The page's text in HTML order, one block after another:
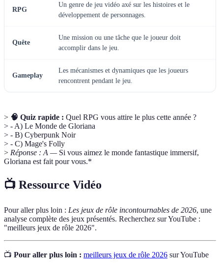
RPG
Un genre de jeu vidéo axé sur les histoires et le
développement de personnages.
Quête
Une mission ou une tâche que le joueur doit
accomplir dans le jeu.
Gameplay
Les mécanismes et dynamiques que les joueurs
rencontrent pendant le jeu.
> 🧠 Quiz rapide : Quel RPG vous attire le plus cette année ?
> - A) Le Monde de Gloriana
> - B) Cyberpunk Noir
> - C) Mage's Folly
> Réponse : A — Si vous aimez le monde fantastique immersif,
Gloriana est fait pour vous.*
📺 Ressource Vidéo
Pour aller plus loin : Les jeux de rôle incontournables de 2026, une
analyse complète des jeux présentés. Recherchez sur YouTube :
"meilleurs jeux de rôle 2026".
📺 Pour aller plus loin : meilleurs jeux de rôle 2026 sur YouTube